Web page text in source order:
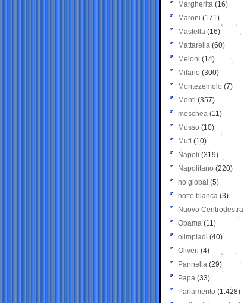
Margherita (16)
Maroni (171)
Mastella (16)
Mattarella (60)
Meloni (14)
Milano (300)
Montezemolo (7)
Monti (357)
moschea (11)
Musso (10)
Muti (10)
Napoli (319)
Napolitano (220)
no global (5)
notte bianca (3)
Nuovo Centrodestra
Obama (11)
olimpiadi (40)
Oliveri (4)
Pannella (29)
Papa (33)
Parlamento (1.428)